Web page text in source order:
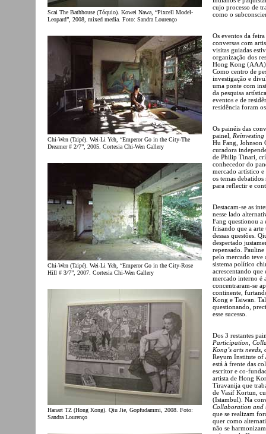
Scai The Bathhouse (Tóquio). Kowei Nawa, “Pixcell Model-
Leopard”, 2008, mixed media. Foto: Sandra Lourenço
Chi-Wen (Taipé). Wei-Li Yeh, “Emperor Go in the City-The
Dreamer # 2/7”, 2005. Cortesia Chi-Wen Gallery
Chi-Wen (Taipé). Wei-Li Yeh, “Emperor Go in the City-Rose
Hill # 3/7”, 2007. Cortesia Chi-Wen Gallery
Hanart TZ (Hong Kong). Qiu Jie, Gopfudammi, 2008. Foto:
Sandra Lourenço
cujo processo de
como o
Os eventos da
conversas com
visitas guiadas
organização dos
Hong Kong
Como centro de
investigação e
uma ponte com
da pesquisa
eventos e de
residência foram
Os painéis das
painel,
Hu Fang, Johnson
curadora
de Philip Tinari,
conhecedor do
mercado artístico e
os temas
para reflectir e
Destacam-se as
nesse lado
Fang questionou a
frisando que a arte
dessas questões.
despertado
repensado.
pelo mercado teve
sistema político
acrescentando
mercado interno é
concentraram-se
continente,
Kong e Taiwan.
questionando,
esse sucesso.
Dos 3 restantes
Participation,
Kong’s arts needs
Reyum Institute of
está à frente das
escritor e co-
artista de Hong
Tiravanija que
de Vasif Kortun,
(Istambul). Na
Collaboration and
que se realizam
quer como
não se